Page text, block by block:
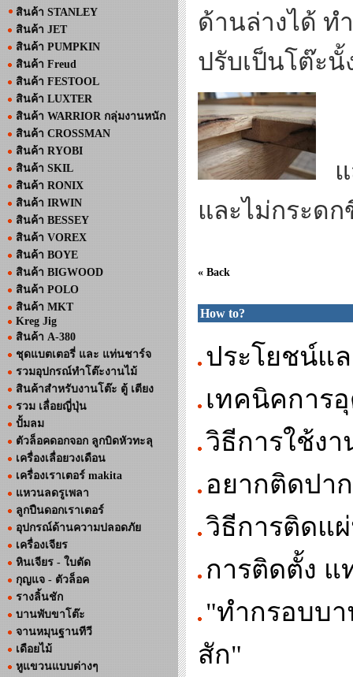
สินค้า STANLEY
สินค้า JET
สินค้า PUMPKIN
สินค้า Freud
สินค้า FESTOOL
สินค้า LUXTER
สินค้า WARRIOR กลุ่มงานหนัก
สินค้า CROSSMAN
สินค้า RYOBI
สินค้า SKIL
สินค้า RONIX
สินค้า IRWIN
สินค้า BESSEY
สินค้า VOREX
สินค้า BOYE
สินค้า BIGWOOD
สินค้า POLO
สินค้า MKT
Kreg Jig
สินค้า A-380
ชุดแบตเตอรี่ และ แท่นชาร์จ
รวมอุปกรณ์ทำโต๊ะงานไม้
สินค้าสำหรับงานโต๊ะ ตู้ เตียง
รวม เลื่อยญี่ปุ่น
ปั้มลม
ตัวล็อคดอกจอก ลูกบิดหัวทะลุ
เครื่องเลื่อยวงเดือน
เครื่องเราเตอร์ makita
แหวนลดรูเพลา
ลูกปืนดอกเราเตอร์
อุปกรณ์ด้านความปลอดภัย
เครื่องเจียร
หินเจียร - ใบตัด
กุญแจ - ตัวล็อค
รางลิ้นชัก
บานพับขาโต๊ะ
จานหมุนฐานทีวี
เดือยไม้
หูแขวนแบบต่างๆ
ด้านล่างได้ ท
ปรับเป็นโต๊ะนั้
แ
และไม่กระด
« Back
How to?
ประโยชน์แ
เทคนิคการ
วิธีการใช้ง
อยากติดปา
วิธีการติดแ
การติดตั้ง แ
"ทำกรอบบา
สัก"